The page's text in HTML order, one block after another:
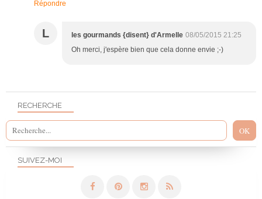
Répondre
L les gourmands {disent} d'Armelle 08/05/2015 21:25
Oh merci, j'espère bien que cela donne envie ;-)
SUIVEZ-MOI
RECHERCHE